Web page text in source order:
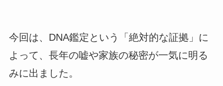
今回は、DNA鑑定という「絶対的な証拠」に
よって、長年の嘘や家族の秘密が一気に明る
みに出ました。